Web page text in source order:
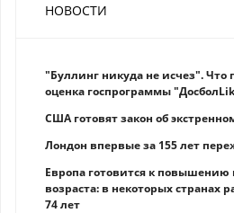
НОВОСТИ
"Буллинг никуда не исчез". Что
оценка госпрограммы
США готовят закон об
Лондон впервые за 155 лет
Европа готовится к повышению
возраста: в некоторых странах
74 лет